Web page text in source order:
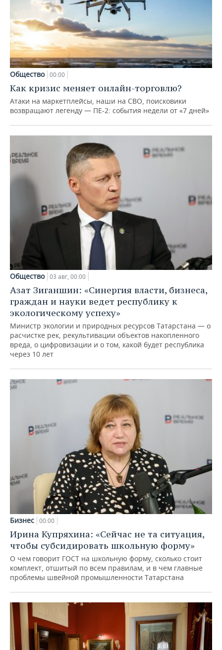
Общество 00:00
Как кризис меняет онлайн-торговлю?
Атаки на маркетплейсы, наши на СВО, поисковики
возвращают легенду — ПЕ-2: события недели от «7 дней»
Общество 03 авг, 00:00
Азат Зиганшин: «Синергия власти, бизнеса,
граждан и науки ведет республику к
экологическому успеху»
Министр экологии и природных ресурсов Татарстана — о
расчистке рек, рекультивации объектов накопленного
вреда, о цифровизации и о том, какой будет республика
через 10 лет
Бизнес 00:00
Ирина Купряхина: «Сейчас не та ситуация,
чтобы субсидировать школьную форму»
О чем говорит ГОСТ на школьную форму, сколько стоит
комплект, отшитый по всем правилам, и в чем главные
проблемы швейной промышленности Татарстана